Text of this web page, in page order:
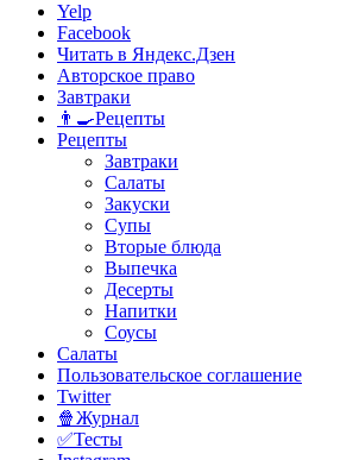
Yelp
Facebook
Читать в Яндекс.Дзен
Авторское право
Завтраки
👨‍🍳Рецепты
Рецепты
Завтраки
Салаты
Закуски
Супы
Вторые блюда
Выпечка
Десерты
Напитки
Соусы
Салаты
Пользовательское соглашение
Twitter
🍿Журнал
✅Тесты